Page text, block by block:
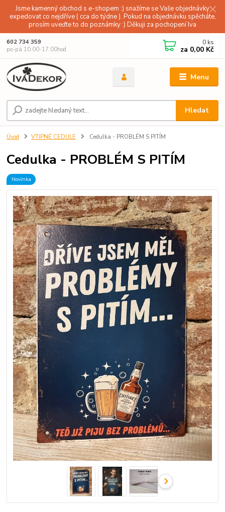
Jsme kamenný obchod s e-shopem :) snažíme se Vaše objednávky
expedovat co nejdříve ( cca do týdne ). Pokud na objednávku spěcháte,
prosím uveďte to do poznámky :) Děkuji za pochopení Iva
Menu
Hledat
602 734 359
po-pá 10.00-17.00hod
0 ks
za 0,00 Kč
Úvod VTIPNÉ CEDULE Cedulka - PROBLÉM S PITÍM
Cedulka - PROBLÉM S PITÍM
Novinka